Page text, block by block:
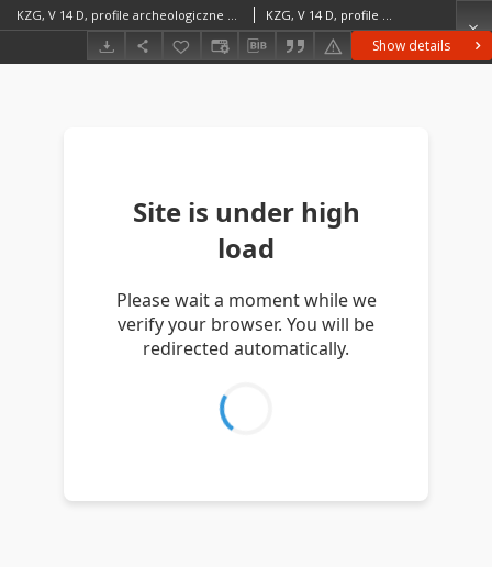
Show details
KZG, V 14 D, profile archeologiczne świadka KZG, V 14 D, profile archeologiczne świadka średniowiecze wczesne